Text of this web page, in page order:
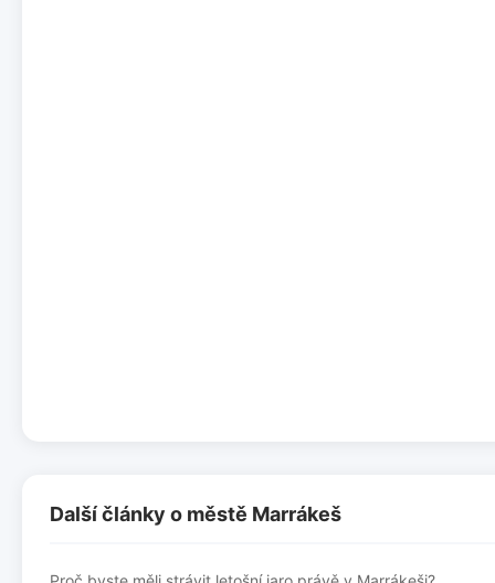
Další články o městě Marrákeš